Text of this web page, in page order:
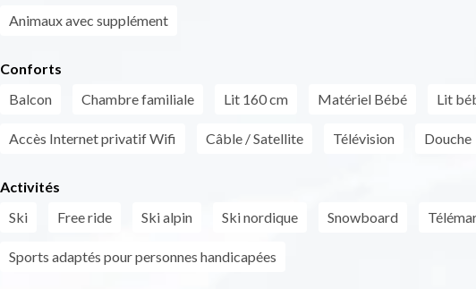
Animaux avec supplément
Conforts
Balcon
Chambre familiale Lit 160 cm Matériel Bébé Lit
Accès Internet privatif Wifi Câble / Satellite Télévision Douche
Activités
Ski
Free ride Ski alpin Ski nordique Snowboard
Sports adaptés pour personnes handicapées